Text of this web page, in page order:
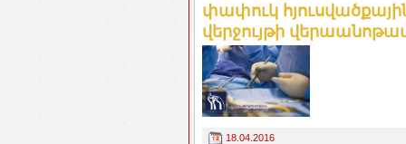
փափուկ
վերջույթի
18.04.2016